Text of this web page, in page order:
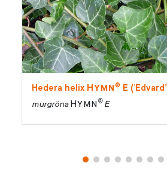
Hedera helix Hymn® E (’Edvard’
murgrönaHymn®E